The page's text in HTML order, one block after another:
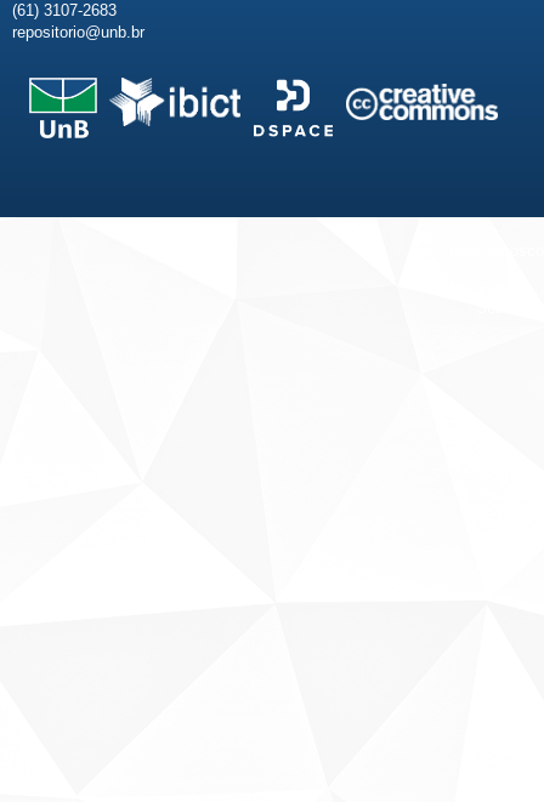
(61) 3107-2683
repositorio@unb.br